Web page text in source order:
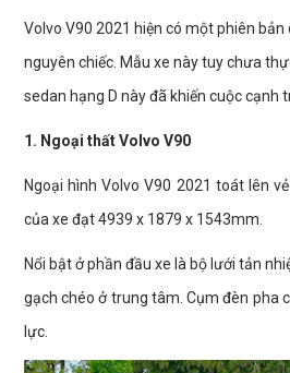
Volvo V90 2021 hiện có một phiên
nguyên chiếc. Mẫu xe này tuy chưa
sedan hạng D này đã khiến cuộc
1. Ngoại thất Volvo V90
Ngoại hình Volvo V90 2021 toát lên
của xe đạt 4939 x 1879 x 1543mm.
Nổi bật ở phần đầu xe là bộ lưới tản
gạch chéo ở trung tâm. Cụm đèn pha
lực.